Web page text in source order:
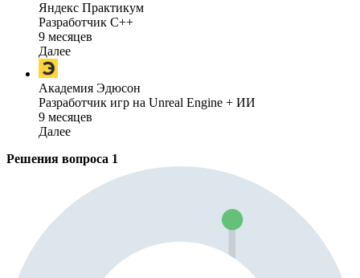
Яндекс Практикум
Разработчик C++
9 месяцев
Далее
Академия Эдюсон
Разработчик игр на Unreal Engine + ИИ
9 месяцев
Далее
Решения вопроса 1